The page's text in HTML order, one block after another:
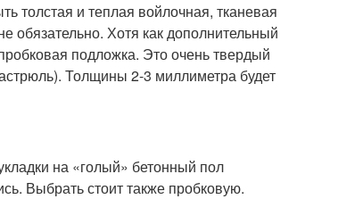
толстая и теплая войлочная, тканевая
обязательно. Хотя как дополнительный
подложка. Это очень твердый
Толщины 2-3 миллиметра будет
на «голый» бетонный пол
Выбрать стоит также пробковую.